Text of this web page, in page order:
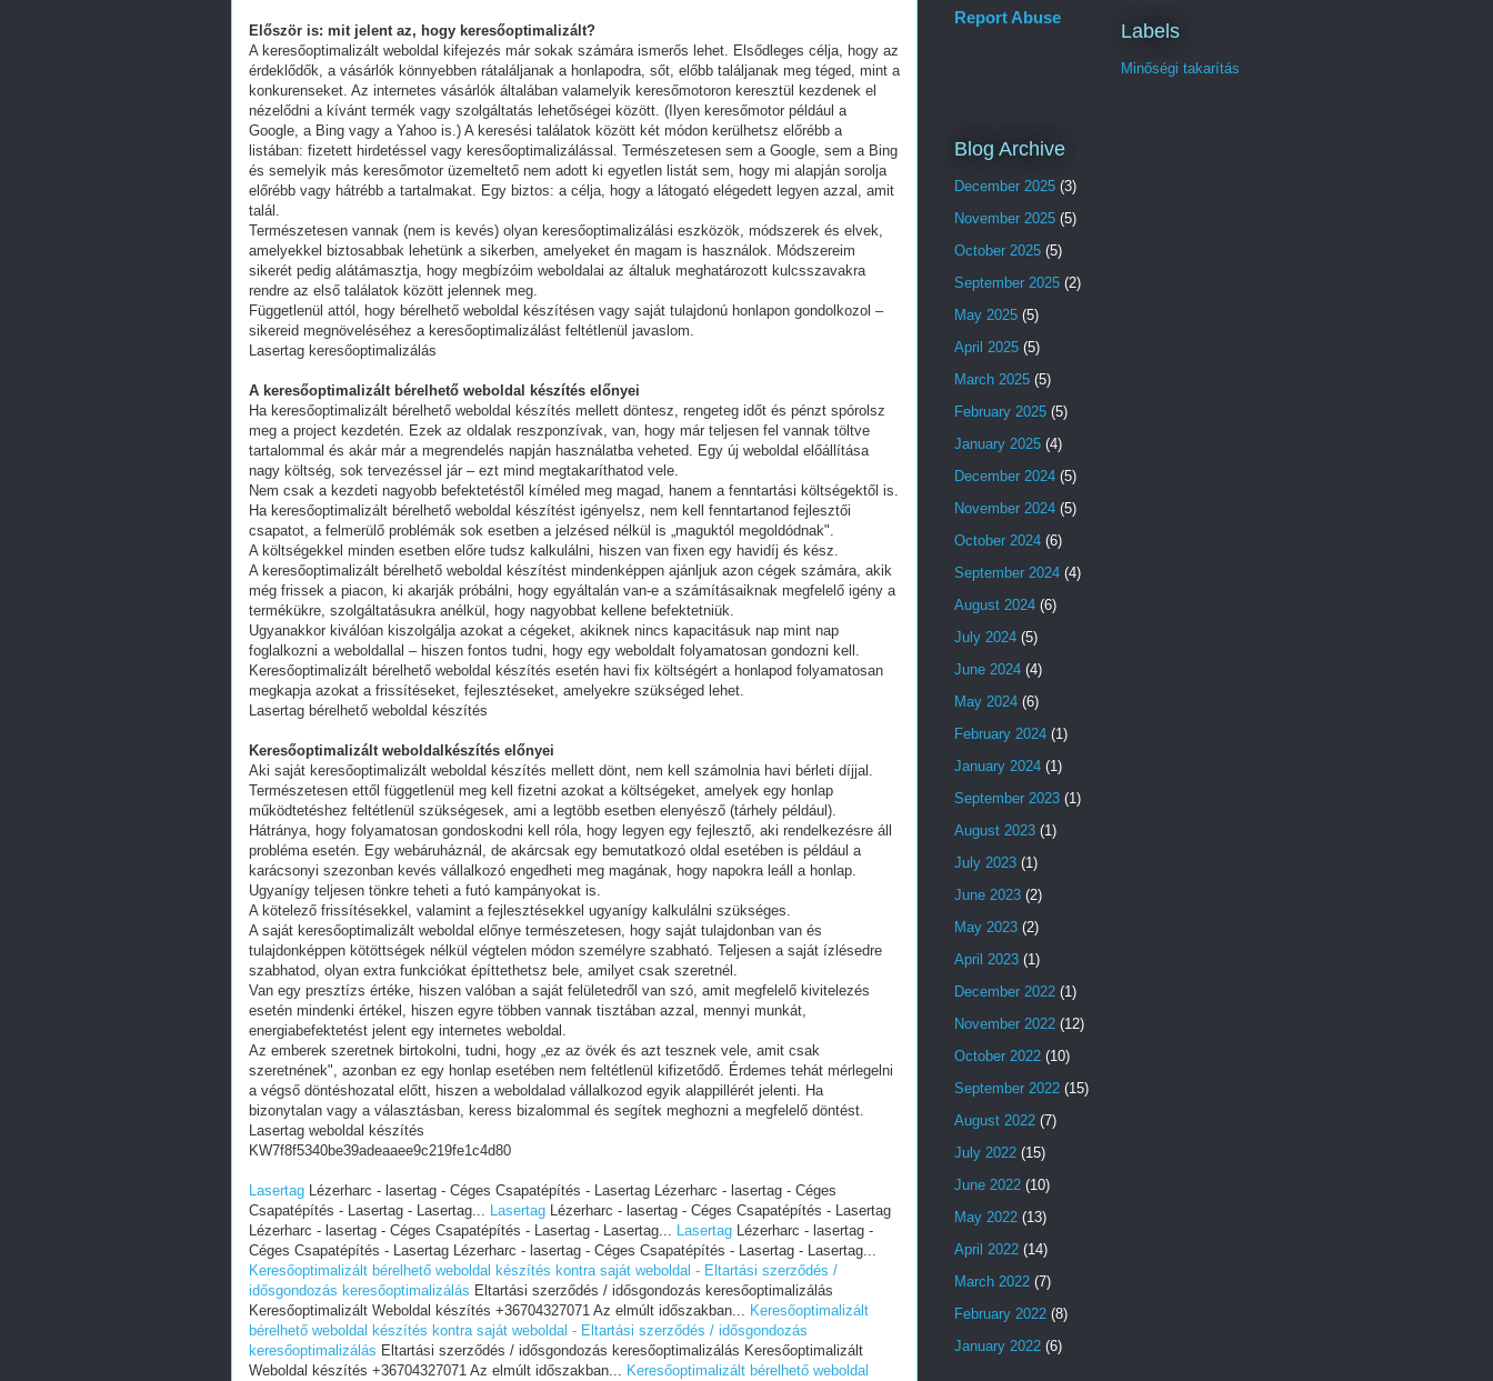
Először is: mit jelent az, hogy keresőoptimalizált?
A keresőoptimalizált weboldal kifejezés már sokak számára ismerős lehet. Elsődleges célja, hogy az
érdeklődők, a vásárlók könnyebben rátaláljanak a honlapodra, sőt, előbb találjanak meg téged, mint a
konkurenseket. Az internetes vásárlók általában valamelyik keresőmotoron keresztül kezdenek el
nézelődni a kívánt termék vagy szolgáltatás lehetőségei között. (Ilyen keresőmotor például a
Google, a Bing vagy a Yahoo is.) A keresési találatok között két módon kerülhetsz előrébb a
listában: fizetett hirdetéssel vagy keresőoptimalizálással. Természetesen sem a Google, sem a Bing
és semelyik más keresőmotor üzemeltető nem adott ki egyetlen listát sem, hogy mi alapján sorolja
előrébb vagy hátrébb a tartalmakat. Egy biztos: a célja, hogy a látogató elégedett legyen azzal, amit
talál.
Természetesen vannak (nem is kevés) olyan keresőoptimalizálási eszközök, módszerek és elvek,
amelyekkel biztosabbak lehetünk a sikerben, amelyeket én magam is használok. Módszereim
sikerét pedig alátámasztja, hogy megbízóim weboldalai az általuk meghatározott kulcsszavakra
rendre az első találatok között jelennek meg.
Függetlenül attól, hogy bérelhető weboldal készítésen vagy saját tulajdonú honlapon gondolkozol –
sikereid megnöveléséhez a keresőoptimalizálást feltétlenül javaslom.
Lasertag keresőoptimalizálás
A keresőoptimalizált bérelhető weboldal készítés előnyei
Ha keresőoptimalizált bérelhető weboldal készítés mellett döntesz, rengeteg időt és pénzt spórolsz
meg a project kezdetén. Ezek az oldalak reszponzívak, van, hogy már teljesen fel vannak töltve
tartalommal és akár már a megrendelés napján használatba veheted. Egy új weboldal előállítása
nagy költség, sok tervezéssel jár – ezt mind megtakaríthatod vele.
Nem csak a kezdeti nagyobb befektetéstől kíméled meg magad, hanem a fenntartási költségektől is.
Ha keresőoptimalizált bérelhető weboldal készítést igényelsz, nem kell fenntartanod fejlesztői
csapatot, a felmerülő problémák sok esetben a jelzésed nélkül is „maguktól megoldódnak".
A költségekkel minden esetben előre tudsz kalkulálni, hiszen van fixen egy havidíj és kész.
A keresőoptimalizált bérelhető weboldal készítést mindenképpen ajánljuk azon cégek számára, akik
még frissek a piacon, ki akarják próbálni, hogy egyáltalán van-e a számításaiknak megfelelő igény a
termékükre, szolgáltatásukra anélkül, hogy nagyobbat kellene befektetniük.
Ugyanakkor kiválóan kiszolgálja azokat a cégeket, akiknek nincs kapacitásuk nap mint nap
foglalkozni a weboldallal – hiszen fontos tudni, hogy egy weboldalt folyamatosan gondozni kell.
Keresőoptimalizált bérelhető weboldal készítés esetén havi fix költségért a honlapod folyamatosan
megkapja azokat a frissítéseket, fejlesztéseket, amelyekre szükséged lehet.
Lasertag bérelhető weboldal készítés
Keresőoptimalizált weboldalkészítés előnyei
Aki saját keresőoptimalizált weboldal készítés mellett dönt, nem kell számolnia havi bérleti díjjal.
Természetesen ettől függetlenül meg kell fizetni azokat a költségeket, amelyek egy honlap
működtetéshez feltétlenül szükségesek, ami a legtöbb esetben elenyésző (tárhely például).
Hátránya, hogy folyamatosan gondoskodni kell róla, hogy legyen egy fejlesztő, aki rendelkezésre áll
probléma esetén. Egy webáruháznál, de akárcsak egy bemutatkozó oldal esetében is például a
karácsonyi szezonban kevés vállalkozó engedheti meg magának, hogy napokra leáll a honlap.
Ugyanígy teljesen tönkre teheti a futó kampányokat is.
A kötelező frissítésekkel, valamint a fejlesztésekkel ugyanígy kalkulálni szükséges.
A saját keresőoptimalizált weboldal előnye természetesen, hogy saját tulajdonban van és
tulajdonképpen kötöttségek nélkül végtelen módon személyre szabható. Teljesen a saját ízlésedre
szabhatod, olyan extra funkciókat építtethetsz bele, amilyet csak szeretnél.
Van egy presztízs értéke, hiszen valóban a saját felületedről van szó, amit megfelelő kivitelezés
esetén mindenki értékel, hiszen egyre többen vannak tisztában azzal, mennyi munkát,
energiabefektetést jelent egy internetes weboldal.
Az emberek szeretnek birtokolni, tudni, hogy „ez az övék és azt tesznek vele, amit csak
szeretnének", azonban ez egy honlap esetében nem feltétlenül kifizetődő. Érdemes tehát mérlegelni
a végső döntéshozatal előtt, hiszen a weboldalad vállalkozod egyik alappillérét jelenti. Ha
bizonytalan vagy a választásban, keress bizalommal és segítek meghozni a megfelelő döntést.
Lasertag weboldal készítés
KW7f8f5340be39adeaaee9c219fe1c4d80
Lasertag Lézerharc - lasertag - Céges Csapatépítés - Lasertag Lézerharc - lasertag - Céges
Csapatépítés - Lasertag - Lasertag... Lasertag Lézerharc - lasertag - Céges Csapatépítés - Lasertag
Lézerharc - lasertag - Céges Csapatépítés - Lasertag - Lasertag... Lasertag Lézerharc - lasertag -
Céges Csapatépítés - Lasertag Lézerharc - lasertag - Céges Csapatépítés - Lasertag - Lasertag...
Keresőoptimalizált bérelhető weboldal készítés kontra saját weboldal - Eltartási szerződés /
idősgondozás keresőoptimalizálás Eltartási szerződés / idősgondozás keresőoptimalizálás
Keresőoptimalizált Weboldal készítés +36704327071 Az elmúlt időszakban... Keresőoptimalizált
bérelhető weboldal készítés kontra saját weboldal - Eltartási szerződés / idősgondozás
keresőoptimalizálás Eltartási szerződés / idősgondozás keresőoptimalizálás Keresőoptimalizált
Weboldal készítés +36704327071 Az elmúlt időszakban... Keresőoptimalizált bérelhető weboldal
Report Abuse
Labels
Minőségi takarítás
Blog Archive
December 2025 (3)
November 2025 (5)
October 2025 (5)
September 2025 (2)
May 2025 (5)
April 2025 (5)
March 2025 (5)
February 2025 (5)
January 2025 (4)
December 2024 (5)
November 2024 (5)
October 2024 (6)
September 2024 (4)
August 2024 (6)
July 2024 (5)
June 2024 (4)
May 2024 (6)
February 2024 (1)
January 2024 (1)
September 2023 (1)
August 2023 (1)
July 2023 (1)
June 2023 (2)
May 2023 (2)
April 2023 (1)
December 2022 (1)
November 2022 (12)
October 2022 (10)
September 2022 (15)
August 2022 (7)
July 2022 (15)
June 2022 (10)
May 2022 (13)
April 2022 (14)
March 2022 (7)
February 2022 (8)
January 2022 (6)